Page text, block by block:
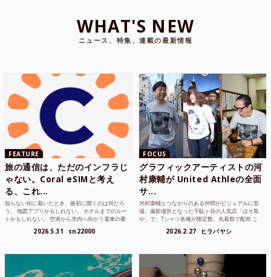
WHAT'S NEW
ニュース、特集、連載の最新情報
FEATURE
旅の通信は、ただのインフラじ
ゃない。Coral eSIMと考え
る、これ...
知らない街に着いたとき、最初に開くのは何だろ
う。 地図アプリかもしれない。 ホテルまでのルー
トかもしれない。 空港から市内へ向かう電車の乗
2026.5.31 sn22000
FOCUS
グラフィックアーティストの河
村康輔が United Athleの全面
サ...
河村康輔とつながりのある仲間がビジュアルに登
場。撮影場所となった千駄ヶ谷の人気店「ほそ島
や」で、Tシャツ各種が限定数、先着順で配布 こ
2026.2.27 ヒラバヤシ